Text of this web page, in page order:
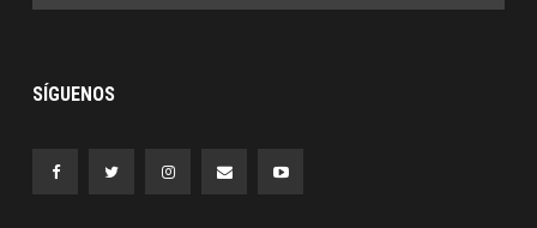
SÍGUENOS